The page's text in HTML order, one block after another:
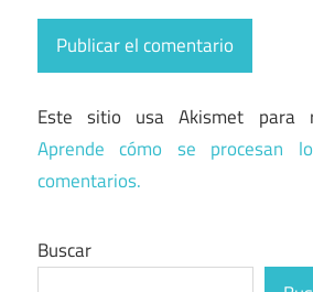
Este sitio usa Akismet para
Aprende cómo se procesan
comentarios.
Buscar